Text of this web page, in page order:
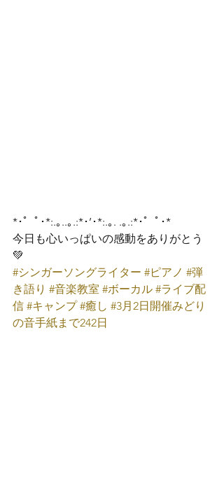
*･゜ﾟ･*:.｡..｡.:*･’･*:.｡. .｡.:*･゜ﾟ･*
今日も心いっぱいの感動をありがとう
💚
#シンガーソングライター #ピアノ #弾
き語り #音楽教室 #ボーカル #ライブ配
信 #キャンプ #癒し #3月2日開催みどり
の音手紙まで242日